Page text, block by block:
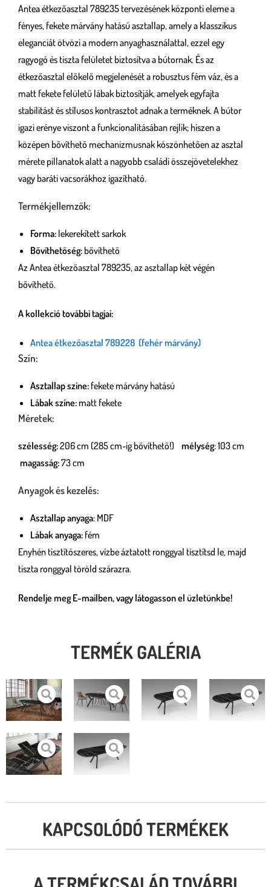
Antea étkezőasztal 789235 tervezésének központi eleme a
fényes, fekete márvány hatású asztallap, amely a klasszikus
eleganciát ötvözi a modern anyaghasználattal, ezzel egy
ragyogó és tiszta felületet biztosítva a bútornak. És az
étkezőasztal előkelő megjelenését a robusztus fém váz, és a
matt fekete felületű lábak biztosítják, amelyek egyfajta
stabilitást és stílusos kontrasztot adnak a terméknek. A bútor
igazi erénye viszont a funkcionalitásában rejlik; hiszen a
középen bővíthető mechanizmusnak köszönhetően az asztal
mérete pillanatok alatt a nagyobb családi összejövetelekhez
vagy baráti vacsorákhoz igazítható.
Termékjellemzők:
Forma: lekerekített sarkok
Bővíthetőség: bővíthető
Az Antea étkezőasztal 789235, az asztallap két végén
bővíthető.
A kollekció további tagjai:
Antea étkezőasztal 789228 (fehér márvány)
Szín:
Asztallap színe: fekete márvány hatású
Lábak színe: matt fekete
Méretek:
szélesség:206 cm (285 cm-ig bővíthető!) mélység: 103 cm
magasság:73 cm
Anyagok és kezelés:
Asztallap anyaga: MDF
Lábak anyaga: fém
Enyhén tisztítószeres, vízbe áztatott ronggyal tisztítsd le, majd
tiszta ronggyal töröld szárazra.
Rendelje meg E-mailben, vagy látogasson el üzletünkbe!
TERMÉK GALÉRIA
KAPCSOLÓDÓ TERMÉKEK